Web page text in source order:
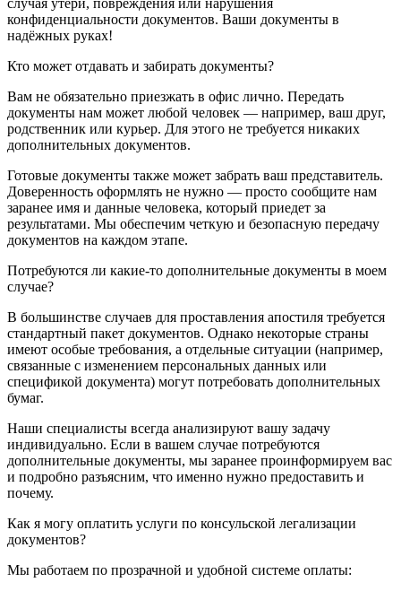
конфиденциальности документов. Ваши документы в
надёжных руках!
Кто может отдавать и забирать документы?
Вам не обязательно приезжать в офис лично. Передать
документы нам может любой человек — например, ваш друг,
родственник или курьер. Для этого не требуется никаких
дополнительных документов.
Готовые документы также может забрать ваш представитель.
Доверенность оформлять не нужно — просто сообщите нам
заранее имя и данные человека, который приедет за
результатами. Мы обеспечим четкую и безопасную передачу
документов на каждом этапе.
Потребуются ли какие-то дополнительные документы в моем
случае?
В большинстве случаев для проставления апостиля требуется
стандартный пакет документов. Однако некоторые страны
имеют особые требования, а отдельные ситуации (например,
связанные с изменением персональных данных или
спецификой документа) могут потребовать дополнительных
бумаг.
Наши специалисты всегда анализируют вашу задачу
индивидуально. Если в вашем случае потребуются
дополнительные документы, мы заранее проинформируем вас
и подробно разъясним, что именно нужно предоставить и
почему.
Как я могу оплатить услуги по консульской легализации
документов?
Мы работаем по прозрачной и удобной системе оплаты: